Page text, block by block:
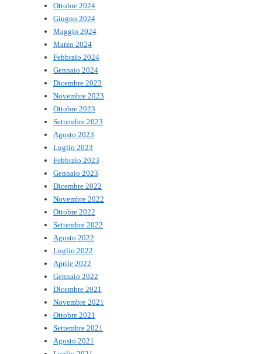
Ottobre 2024
Giugno 2024
Maggio 2024
Marzo 2024
Febbraio 2024
Gennaio 2024
Dicembre 2023
Novembre 2023
Ottobre 2023
Settembre 2023
Agosto 2023
Luglio 2023
Febbraio 2023
Gennaio 2023
Dicembre 2022
Novembre 2022
Ottobre 2022
Settembre 2022
Agosto 2022
Luglio 2022
Aprile 2022
Gennaio 2022
Dicembre 2021
Novembre 2021
Ottobre 2021
Settembre 2021
Agosto 2021